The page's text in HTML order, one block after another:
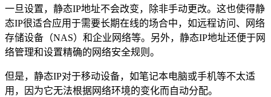
一旦设置，静态IP地址不会改变，除非手动更改。这也使得静
态IP很适合应用于需要长期在线的场合中，如远程访问、网络
存储设备（NAS）和企业网络等。另外，静态IP地址还便于网
络管理和设置精确的网络安全规则。
但是，静态IP对于移动设备，如笔记本电脑或手机等不太适
用，因为它无法根据网络环境的变化而自动分配。